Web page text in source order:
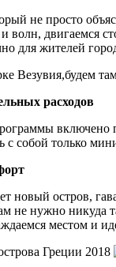
не просто
волн, двигаемся
для жителей
расходов
включено
с собой только
новый остров,
не нужно никуда
местом и